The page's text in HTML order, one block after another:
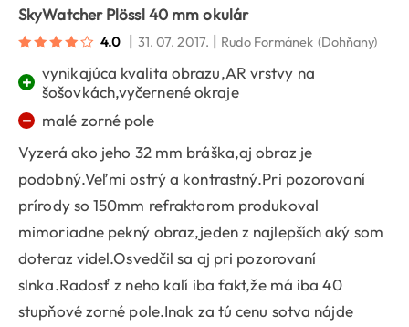
SkyWatcher Plössl 40 mm okulár
4.0 | 31. 07. 2017. | Rudo Formánek (Dohňany)
+ vynikajúca kvalita obrazu,AR vrstvy na
šošovkách,vyčernené okraje
−
malé zorné pole
Vyzerá ako jeho 32 mm bráška,aj obraz je
podobný.Veľmi ostrý a kontrastný.Pri pozorovaní
prírody so 150mm refraktorom produkoval
mimoriadne pekný obraz,jeden z najlepších aký som
doteraz videl.Osvedčil sa aj pri pozorovaní
slnka.Radosť z neho kalí iba fakt,že má iba 40
stupňové zorné pole.Inak za tú cenu sotva nájde